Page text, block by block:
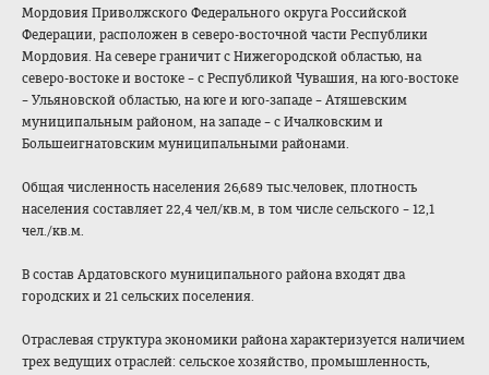
Мордовия Приволжского Федерального округа Российской
Федерации, расположен в северо-восточной части Республики
Мордовия. На севере граничит с Нижегородской областью, на
северо-востоке и востоке – с Республикой Чувашия, на юго-востоке
– Ульяновской областью, на юге и юго-западе – Атяшевским
муниципальным районом, на западе – с Ичалковским и
Большеигнатовским муниципальными районами.
Общая численность населения 26,689 тыс.человек, плотность
населения составляет 22,4 чел/кв.м, в том числе сельского – 12,1
чел./кв.м.
В состав Ардатовского муниципального района входят два
городских и 21 сельских поселения.
Отраслевая структура экономики района характеризуется наличием
трех ведущих отраслей: сельское хозяйство, промышленность,